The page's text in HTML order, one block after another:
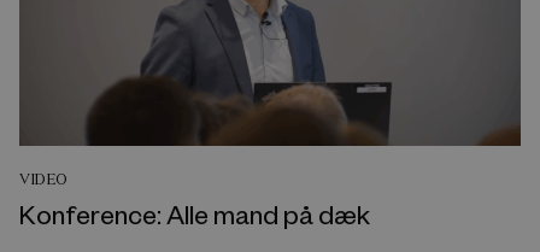
VIDEO
Konference: Alle mand på dæk